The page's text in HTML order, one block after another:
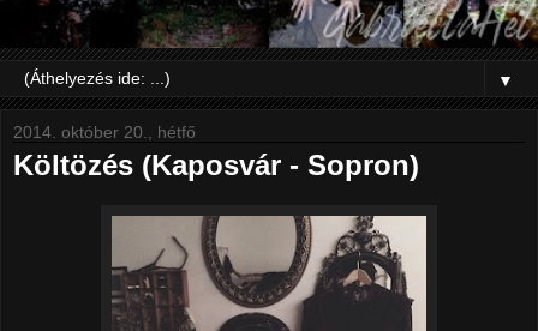
▼
2014. október 20., hétfő
Költözés (Kaposvár - Sopron)